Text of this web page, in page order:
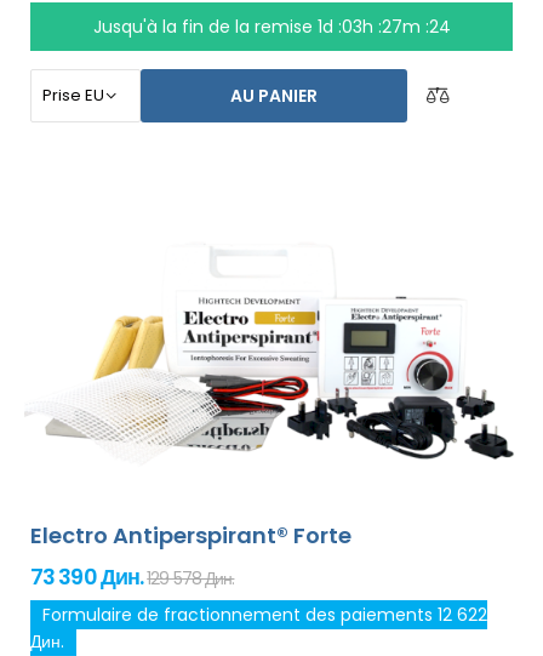
seule utilisation . Au début du traitement, vous
choisissez simplement la zone affectée par la
mains, des pieds et des aisselles (inclus dans le forfait
de base). Avec des adaptateurs supplémentaires, la
transpiration excessive de la tête, du front, de
l`abdomen, du dos, des fesses, de la poitrine et d`autres
parties du corps peut être traitée avec succès et
Garantie de remboursement en
gratuite !
Jusqu'à la fin de la remise1d :03h :27m :23
AU PANIER
Electro Antiperspirant® Forte
73 390 Дин.129 578 Дин.
Formulaire de fractionnement des paiements 12 622
Дин.